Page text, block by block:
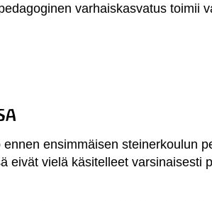
varhaiskasvatus toimii
ensimmäisen steinerkoulun
eivät vielä käsitelleet varsinaisesti